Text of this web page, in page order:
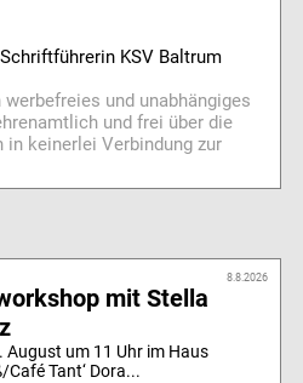
KSV Baltrum
und unabhängiges
und frei über die
in keinerlei Verbindung zur
8.8.2026
mit Stella
August um 11 Uhr im Haus
Café Tant‘ Dora...